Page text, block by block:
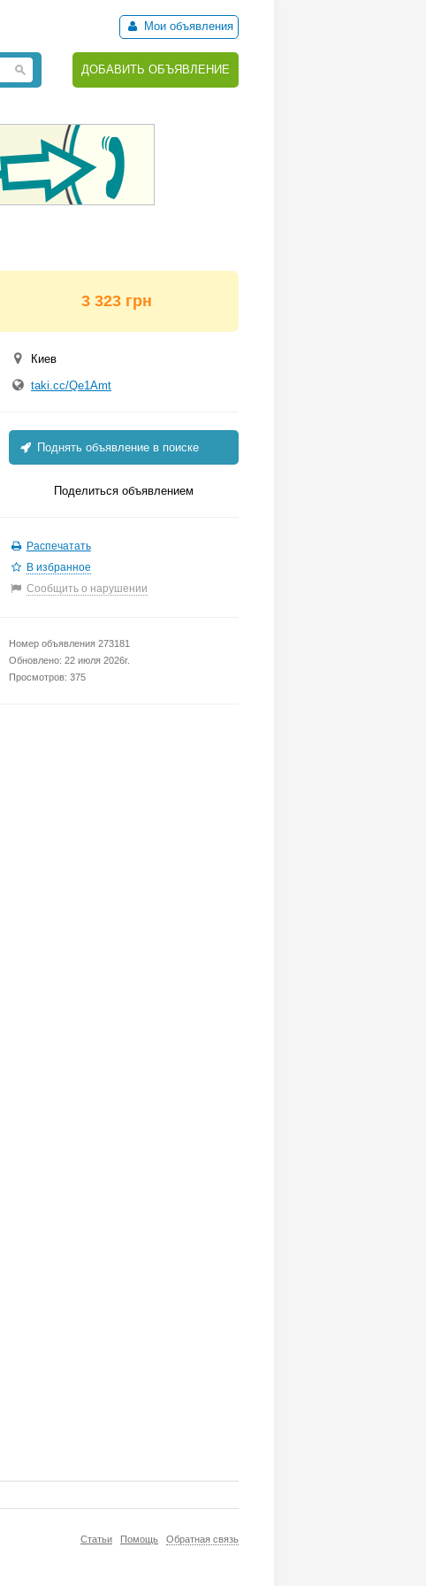
Мои объявления
ДОБАВИТЬ ОБЪЯВЛЕНИЕ
3 323 грн
Киев
taki.cc/Qe1Amt
Поднять объявление в поиске
Поделиться объявлением
Распечатать
В избранное
Сообщить о нарушении
Номер объявления 273181
Обновлено: 22 июля 2026г.
Просмотров: 375
Статьи Помощь Обратная связь